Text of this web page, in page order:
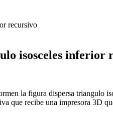
isosceles inferior
la figura dispersa triangulo
que recibe una impresora 3D